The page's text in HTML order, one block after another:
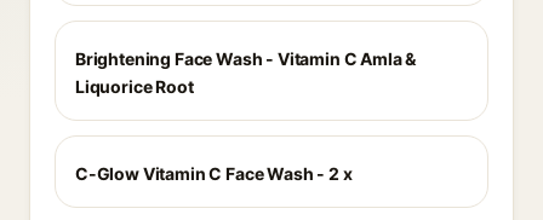
Brightening Face Wash - Vitamin C Amla &
Liquorice Root
C-Glow Vitamin C Face Wash - 2 x